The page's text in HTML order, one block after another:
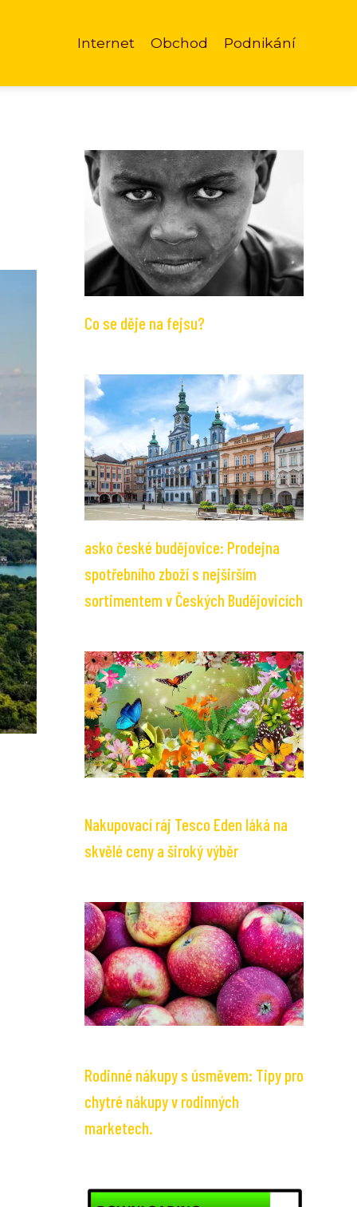
Internet Obchod Podnikání
Co se děje na fejsu?
asko české budějovice: Prodejna
spotřebního zboží s nejširším
sortimentem v Českých Budějovicích
Nakupovací ráj Tesco Eden láká na
skvělé ceny a široký výběr
Rodinné nákupy s úsměvem: Tipy pro
chytré nákupy v rodinných
marketech.